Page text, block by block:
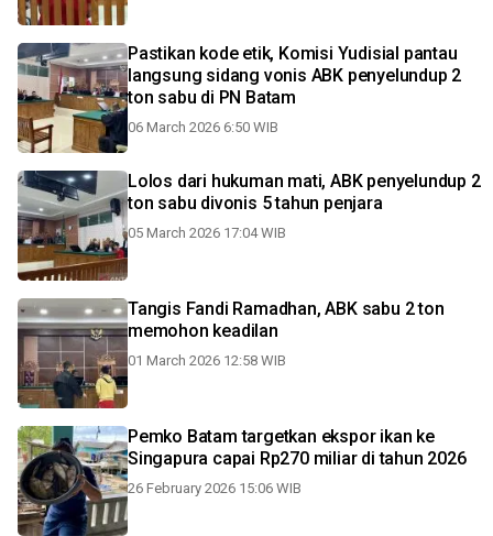
Pastikan kode etik, Komisi Yudisial pantau
langsung sidang vonis ABK penyelundup 2
ton sabu di PN Batam
06 March 2026 6:50 WIB
Lolos dari hukuman mati, ABK penyelundup 2
ton sabu divonis 5 tahun penjara
05 March 2026 17:04 WIB
Tangis Fandi Ramadhan, ABK sabu 2 ton
memohon keadilan
01 March 2026 12:58 WIB
Pemko Batam targetkan ekspor ikan ke
Singapura capai Rp270 miliar di tahun 2026
26 February 2026 15:06 WIB